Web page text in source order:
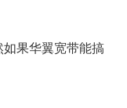
果华翼宽带能搞